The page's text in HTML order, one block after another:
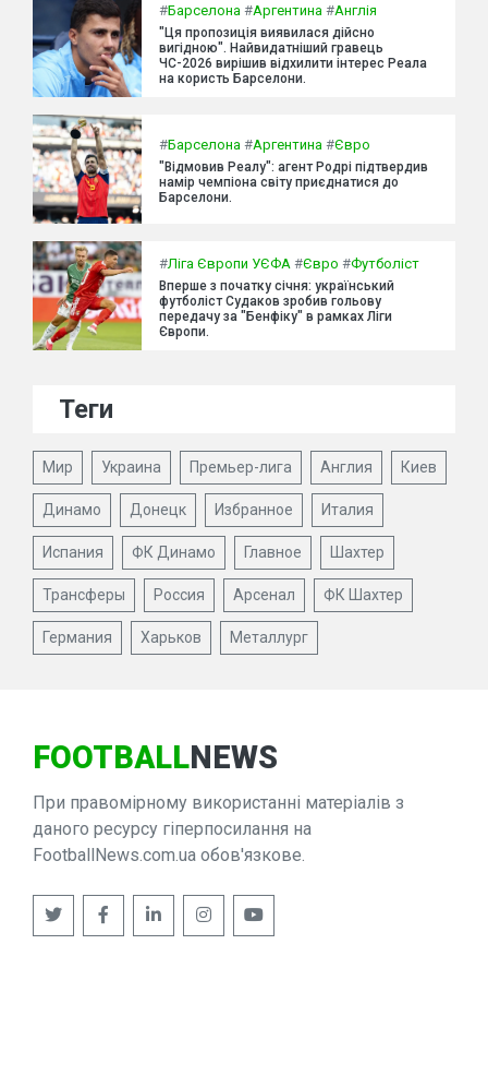
#Барселона #Аргентина #Англія
"Ця пропозиція виявилася дійсно
вигідною". Найвидатніший гравець
ЧС-2026 вирішив відхилити інтерес Реала
на користь Барселони.
#Барселона #Аргентина #Євро
"Відмовив Реалу": агент Родрі підтвердив
намір чемпіона світу приєднатися до
Барселони.
#Ліга Європи УЄФА #Євро #Футболіст
Вперше з початку січня: український
футболіст Судаков зробив гольову
передачу за "Бенфіку" в рамках Ліги
Європи.
Теги
Мир Украина Премьер-лига Англия Киев
Динамо Донецк Избранное Италия
Испания ФК Динамо Главное Шахтер
Трансферы Россия Арсенал ФК Шахтер
Германия Харьков Металлург
FOOTBALLNEWS
При правомірному використанні матеріалів з
даного ресурсу гіперпосилання на
FootballNews.com.ua обов'язкове.